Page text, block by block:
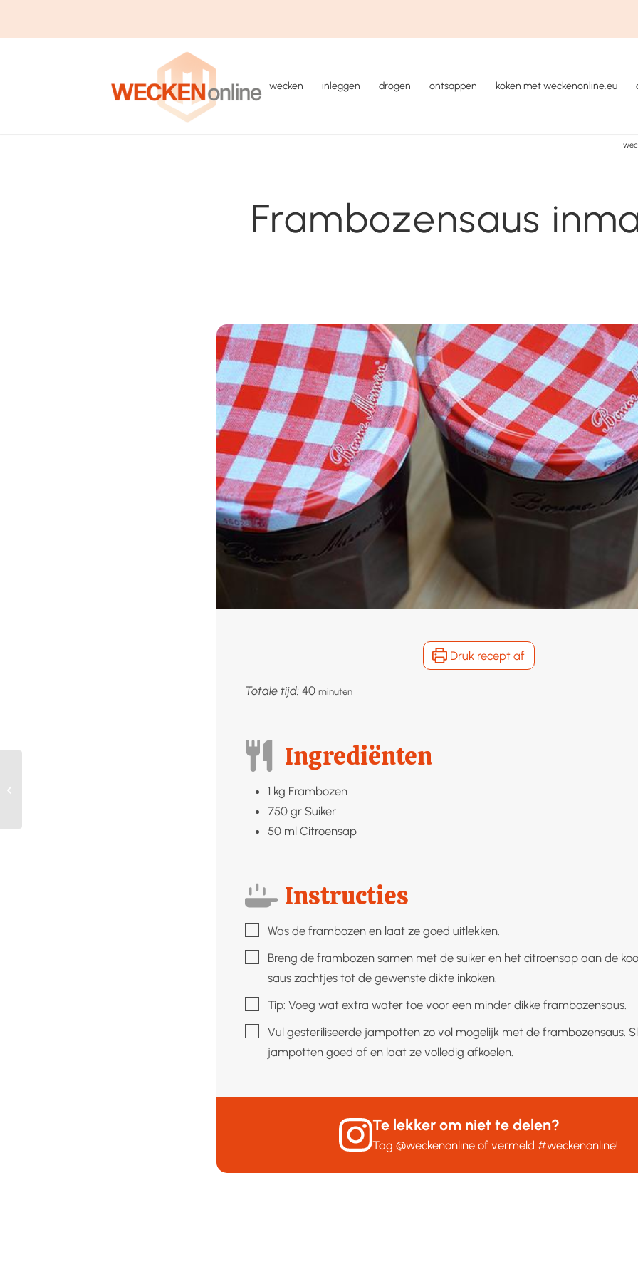
wecken inleggen drogen ontsappen koken met weckenonline.eu
Frambozensaus
Druk recept af
Totale tijd: 40minuten
minuten
Ingrediënten
1 kg Frambozen
750 gr Suiker
50 ml Citroensap
Instructies
▢Was de frambozen en laat ze goed uitlekken.
▢Breng de frambozen samen met de suiker en het citroensap aan de
saus zachtjes tot de gewenste dikte inkoken.
▢
Tip: Voeg wat extra water toe voor een minder dikke frambozensaus.
▢Vul gesteriliseerde jampotten zo vol mogelijk met de frambozensaus.
jampotten goed af en laat ze volledig afkoelen.
Te lekker om niet te delen?
Tag@weckenonline of vermeld#weckenonline!